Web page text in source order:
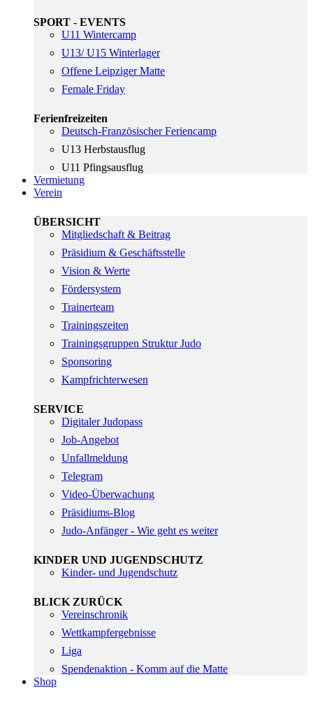
SPORT - EVENTS
U11 Wintercamp
U13/ U15 Winterlager
Offene Leipziger Matte
Female Friday
Ferienfreizeiten
Deutsch-Französischer Feriencamp
U13 Herbstausflug
U11 Pfingsausflug
Vermietung
Verein
ÜBERSICHT
Mitgliedschaft & Beitrag
Präsidium & Geschäftsstelle
Vision & Werte
Fördersystem
Trainerteam
Trainingszeiten
Trainingsgruppen Struktur Judo
Sponsoring
Kampfrichterwesen
SERVICE
Digitaler Judopass
Job-Angebot
Unfallmeldung
Telegram
Video-Überwachung
Präsidiums-Blog
Judo-Anfänger - Wie geht es weiter
KINDER UND JUGENDSCHUTZ
Kinder- und Jugendschutz
BLICK ZURÜCK
Vereinschronik
Wettkampfergebnisse
Liga
Spendenaktion - Komm auf die Matte
Shop